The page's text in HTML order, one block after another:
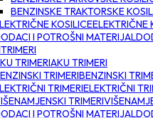
BENZINSKE TRAKTORSKE
ELEKTRIČNE
TRIMERI
AKU TRIMERI
BENZINSKI
ELEKTRIČNI